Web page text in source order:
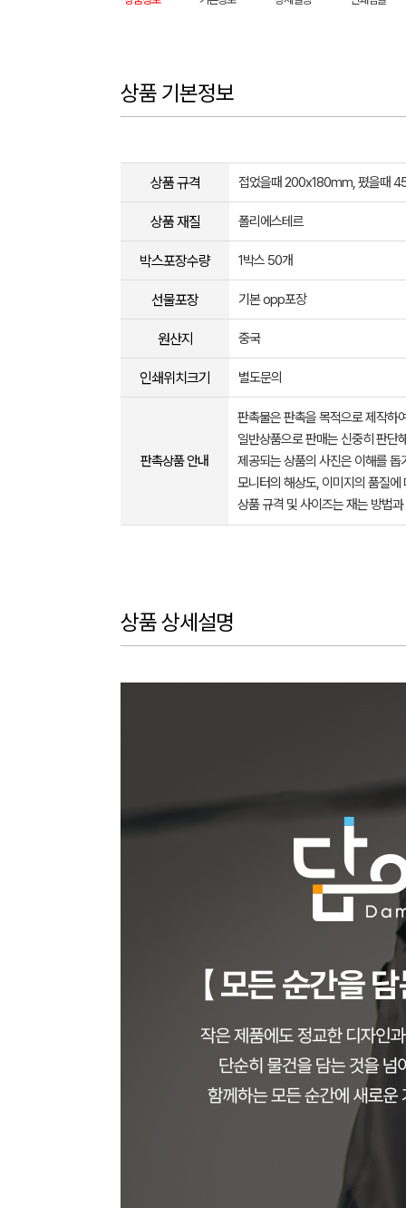
상품 기본정보
상품 규격 접었을때 200x180mm, 폈을때
상품 재질 폴리에스테르
박스포장수량 1박스 50개
선물포장 기본 opp포장
원산지 중국
인쇄위치크기 별도문의
판촉상품 안내
판촉물은 판촉을 목적으로 제작하
일반상품으로 판매는 신중히 판단
제공되는 상품의 사진은 이해를
모니터의 해상도, 이미지의 품질
상품 규격 및 사이즈는 재는 방법
상품 상세설명